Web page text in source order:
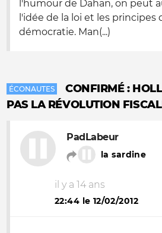
l'humour de Dahan, on peut
l'idée de la loi et les
démocratie. Man(...)
ÉCONAUTES
CONFIRMÉ :
PAS LA RÉVOLUTION
PadLabeur
la sardine
il y a 14 ans
22:44 le 12/02/2012